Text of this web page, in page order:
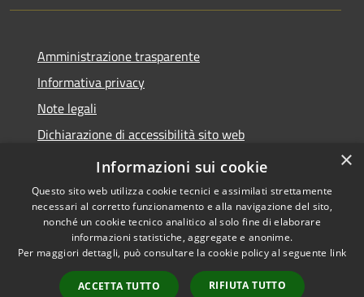
Amministrazione trasparente
Informativa privacy
Note legali
Dichiarazione di accessibilità sito web
WhistleblowingPA
Accessibilità
Copyright © 2026 • Comune di
Gaglianico • Powered by
Municipium•
Accesso
×
Informazioni sui cookie
Questo sito web utilizza cookie tecnici e assimilati strettamente
necessari al corretto funzionamento e alla navigazione del sito,
nonché un cookie tecnico analitico al solo fine di elaborare
informazioni statistiche, aggregate e anonime.
Per maggiori dettagli, può consultare la cookie policy al seguente link
ACCETTA TUTTO RIFIUTA TUTTO